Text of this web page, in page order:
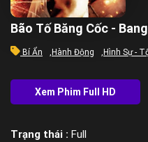
Bão Tố Băng Cốc -
Bí Ẩn , Hành Động , Hình Sự -
Trạng thái : Full